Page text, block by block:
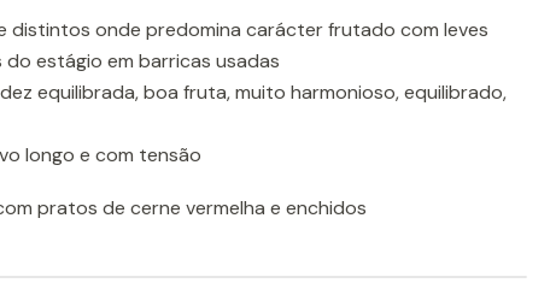
distintos onde predomina carácter frutado com leves
estágio em barricas usadas
equilibrada, boa fruta, muito harmonioso, equilibrado,
longo e com tensão
pratos de cerne vermelha e enchidos